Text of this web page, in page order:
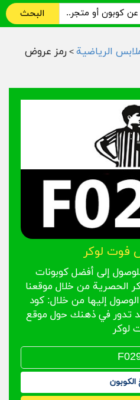
البحث
الرياضية > رمز عروض
فوت لوكر
إلى أفضل كوبونات
الحصرية من خلال موقعنا
إليها من خلال: كود
تدور في ذهنك حول موقع
لوكر